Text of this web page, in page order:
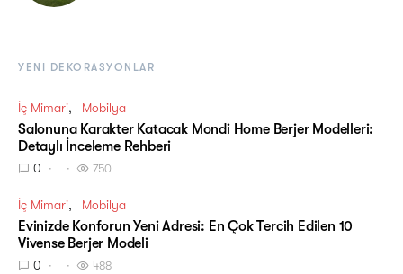
YENI DEKORASYONLAR
İç Mimari Mobilya
Salonuna Karakter Katacak Mondi Home Berjer Modelleri:
Detaylı İnceleme Rehberi
0 750
İç Mimari Mobilya
Evinizde Konforun Yeni Adresi: En Çok Tercih Edilen 10
Vivense Berjer Modeli
0 488